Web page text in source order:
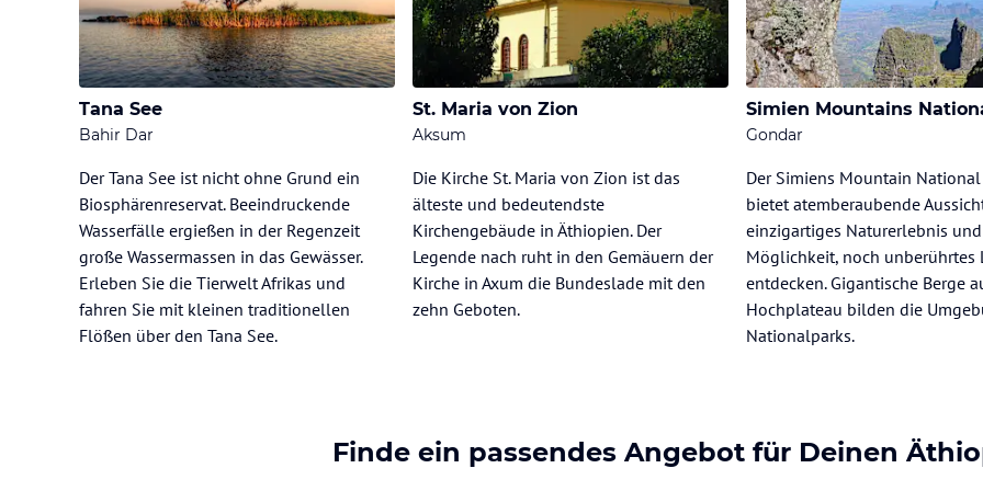
Tana See
Bahir Dar
Der Tana See ist nicht ohne Grund ein
Biosphärenreservat. Beeindruckende
Wasserfälle ergießen in der Regenzeit
große Wassermassen in das Gewässer.
Erleben Sie die Tierwelt Afrikas und
fahren Sie mit kleinen traditionellen
Flößen über den Tana See.
St. Maria von Zion
Aksum
Die Kirche St. Maria von Zion ist das
älteste und bedeutendste
Kirchengebäude in Äthiopien. Der
Legende nach ruht in den Gemäuern der
Kirche in Axum die Bundeslade mit den
zehn Geboten.
Simien Mountains
Gondar
Der Simiens Mountain National
bietet atemberaubende
einzigartiges Naturerlebnis
Möglichkeit, noch unberührtes
entdecken. Gigantische Berge
Hochplateau bilden die
Nationalparks.
Finde ein passendes Angebot für Deinen